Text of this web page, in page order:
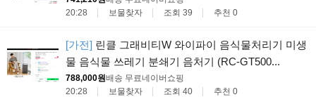
20:28
보물찾자 조회 39 추천 0
[가전] 린클 그래비티W 와이파이 음식물처리기 미생
물 음식물 쓰레기 분쇄기 음처기 (RC-GT500...
788,000원배송 무료네이버쇼핑
20:28
보물찾자 조회 40 추천 0